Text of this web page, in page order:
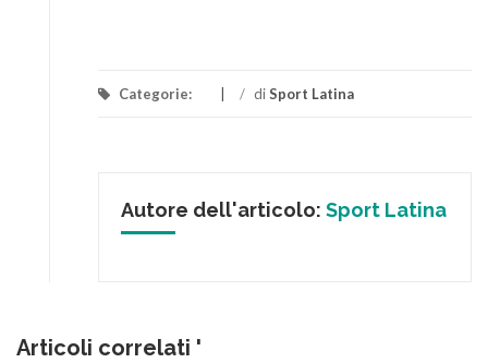
Categorie: / diSport Latina
Autore dell'articolo: Sport Latina
Articoli correlati '